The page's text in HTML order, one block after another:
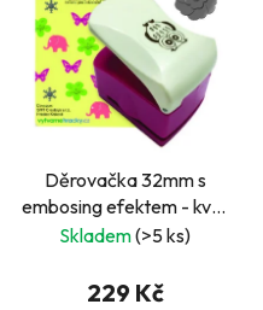
Děrovačka 32mm s
embosing efektem - květ
4
Skladem(>5 ks)
229 Kč